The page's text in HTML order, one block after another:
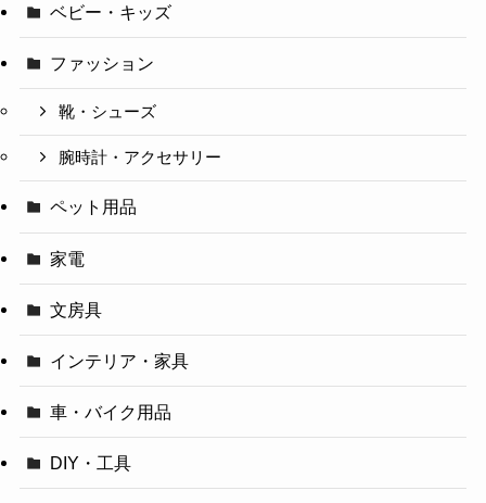
ベビー・キッズ
ファッション
靴・シューズ
腕時計・アクセサリー
ペット用品
家電
文房具
インテリア・家具
車・バイク用品
DIY・工具